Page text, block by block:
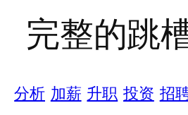
完整的跳
分析 加薪 升职 投资 招